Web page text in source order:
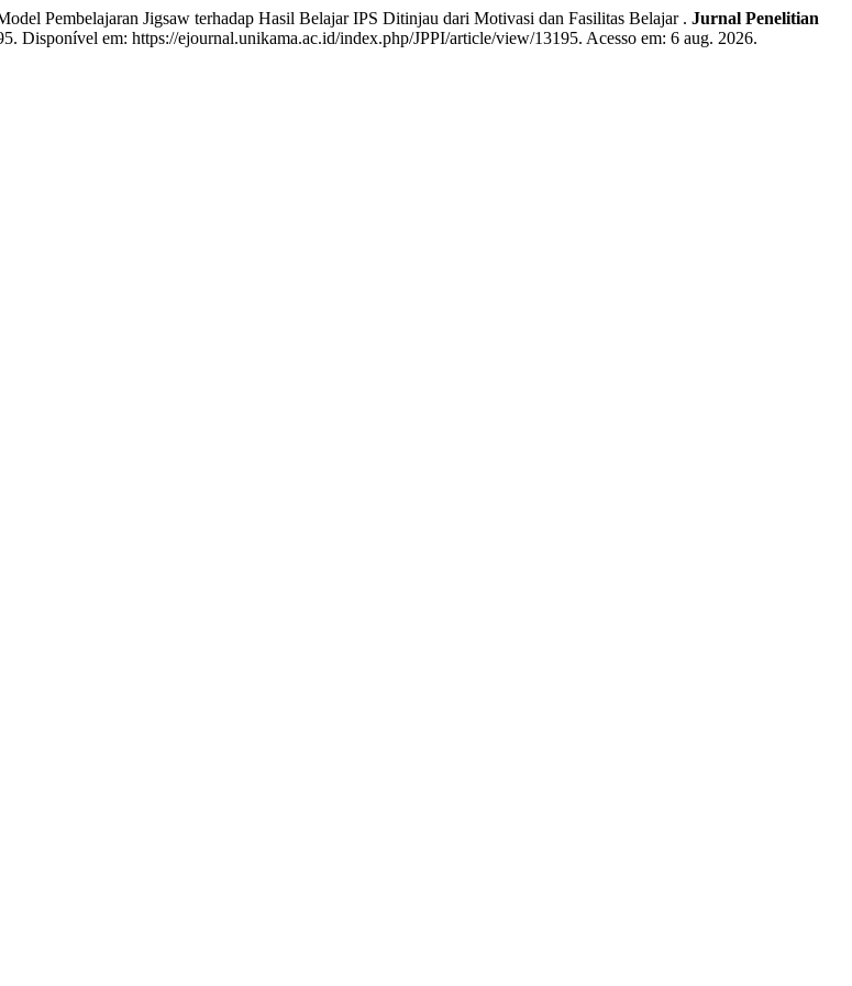
Pembelajaran Jigsaw terhadap Hasil Belajar IPS Ditinjau dari Motivasi dan Fasilitas Belajar . Jurnal Penelitian
Disponível em: https://ejournal.unikama.ac.id/index.php/JPPI/article/view/13195. Acesso em: 6 aug. 2026.